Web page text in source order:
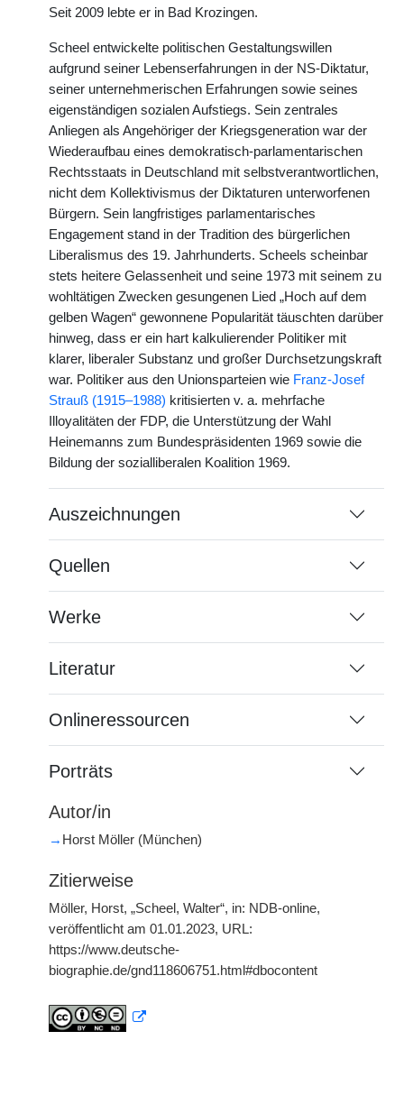
Seit 2009 lebte er in Bad Krozingen.
Scheel entwickelte politischen Gestaltungswillen
aufgrund seiner Lebenserfahrungen in der NS-Diktatur,
seiner unternehmerischen Erfahrungen sowie seines
eigenständigen sozialen Aufstiegs. Sein zentrales
Anliegen als Angehöriger der Kriegsgeneration war der
Wiederaufbau eines demokratisch-parlamentarischen
Rechtsstaats in Deutschland mit selbstverantwortlichen,
nicht dem Kollektivismus der Diktaturen unterworfenen
Bürgern. Sein langfristiges parlamentarisches
Engagement stand in der Tradition des bürgerlichen
Liberalismus des 19. Jahrhunderts. Scheels scheinbar
stets heitere Gelassenheit und seine 1973 mit seinem zu
wohltätigen Zwecken gesungenen Lied „Hoch auf dem
gelben Wagen“ gewonnene Popularität täuschten darüber
hinweg, dass er ein hart kalkulierender Politiker mit
klarer, liberaler Substanz und großer Durchsetzungskraft
war. Politiker aus den Unionsparteien wie Franz-Josef
Strauß (1915–1988) kritisierten v. a. mehrfache
Illoyalitäten der FDP, die Unterstützung der Wahl
Heinemanns zum Bundespräsidenten 1969 sowie die
Bildung der sozialliberalen Koalition 1969.
Auszeichnungen
Quellen
Werke
Literatur
Onlineressourcen
Porträts
Autor/in
→ Horst Möller (München)
Zitierweise
Möller, Horst, „Scheel, Walter“, in: NDB-online,
veröffentlicht am 01.01.2023, URL:
https://www.deutsche-
biographie.de/gnd118606751.html#dbocontent